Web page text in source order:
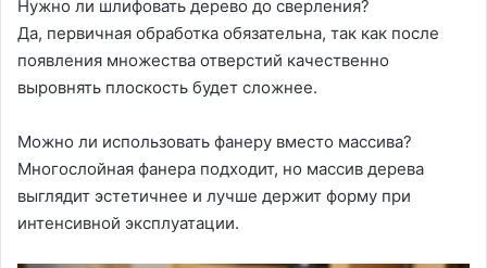
Нужно ли шлифовать дерево до сверления?
Да, первичная обработка обязательна, так как после
появления множества отверстий качественно
выровнять плоскость будет сложнее.
Можно ли использовать фанеру вместо массива?
Многослойная фанера подходит, но массив дерева
выглядит эстетичнее и лучше держит форму при
интенсивной эксплуатации.